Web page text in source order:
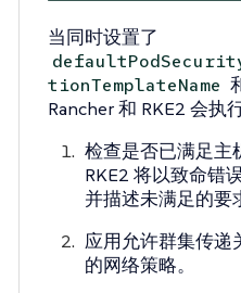
当同时设置了
tionTemplateName
Rancher 和 RKE2 会执
检查是否已满足主
RKE2 将以致命错
并描述未满足的要
应用允许群集传递
的网络策略。